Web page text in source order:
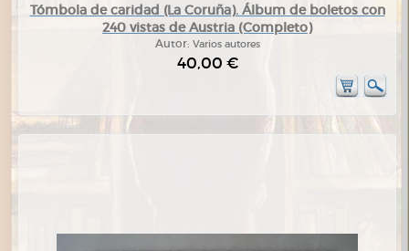
Tómbola de caridad (La Coruña). Álbum de boletos con
240 vistas de Austria (Completo)
Autor: Varios autores
40,00 €